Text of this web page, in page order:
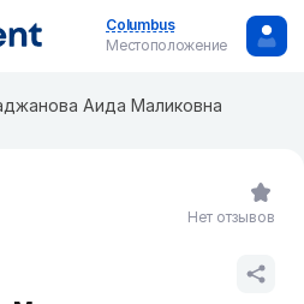
Columbus
Местоположение
Аида Маликовна
Нет отзывов